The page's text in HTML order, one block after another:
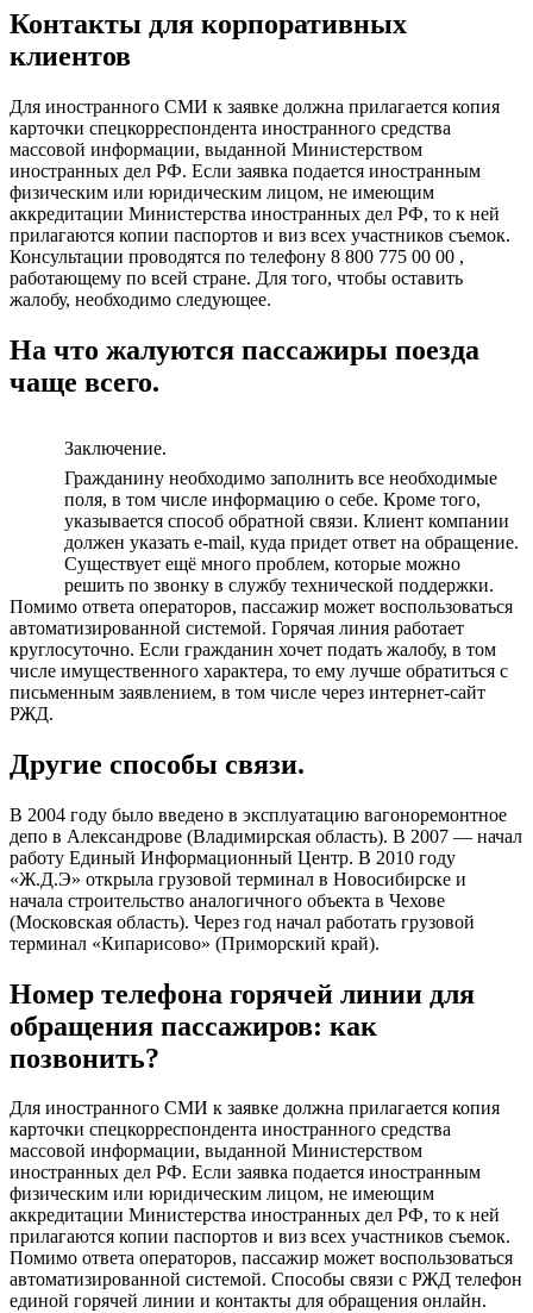
Контакты для корпоративных
клиентов
Для иностранного СМИ к заявке должна прилагается копия
карточки спецкорреспондента иностранного средства
массовой информации, выданной Министерством
иностранных дел РФ. Если заявка подается иностранным
физическим или юридическим лицом, не имеющим
аккредитации Министерства иностранных дел РФ, то к ней
прилагаются копии паспортов и виз всех участников съемок.
Консультации проводятся по телефону 8 800 775 00 00 ,
работающему по всей стране. Для того, чтобы оставить
жалобу, необходимо следующее.
На что жалуются пассажиры поезда
чаще всего.
Заключение.
Гражданину необходимо заполнить все необходимые
поля, в том числе информацию о себе. Кроме того,
указывается способ обратной связи. Клиент компании
должен указать e-mail, куда придет ответ на обращение.
Существует ещё много проблем, которые можно
решить по звонку в службу технической поддержки.
Помимо ответа операторов, пассажир может воспользоваться
автоматизированной системой. Горячая линия работает
круглосуточно. Если гражданин хочет подать жалобу, в том
числе имущественного характера, то ему лучше обратиться с
письменным заявлением, в том числе через интернет-сайт
РЖД.
Другие способы связи.
В 2004 году было введено в эксплуатацию вагоноремонтное
депо в Александрове (Владимирская область). В 2007 — начал
работу Единый Информационный Центр. В 2010 году
«Ж.Д.Э» открыла грузовой терминал в Новосибирске и
начала строительство аналогичного объекта в Чехове
(Московская область). Через год начал работать грузовой
терминал «Кипарисово» (Приморский край).
Номер телефона горячей линии для
обращения пассажиров: как
позвонить?
Для иностранного СМИ к заявке должна прилагается копия
карточки спецкорреспондента иностранного средства
массовой информации, выданной Министерством
иностранных дел РФ. Если заявка подается иностранным
физическим или юридическим лицом, не имеющим
аккредитации Министерства иностранных дел РФ, то к ней
прилагаются копии паспортов и виз всех участников съемок.
Помимо ответа операторов, пассажир может воспользоваться
автоматизированной системой. Способы связи с РЖД телефон
единой горячей линии и контакты для обращения онлайн.